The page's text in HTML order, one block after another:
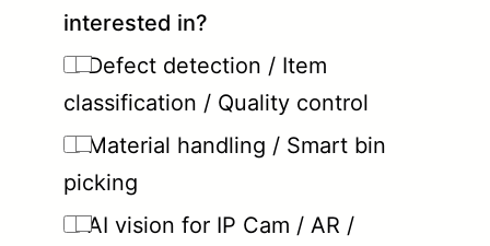
interested in?
Defect detection / Item
classification / Quality control
Material handling / Smart bin
picking
AI vision for IP Cam / AR /